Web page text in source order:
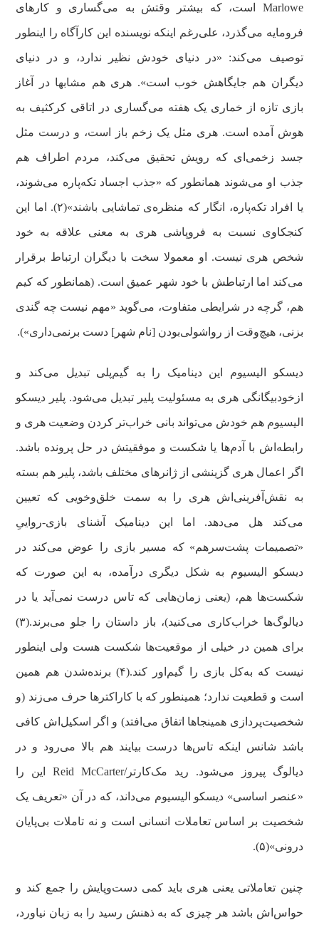
Marlowe است، که بیشتر وقتش به می‌گساری و کارهای
فرومایه می‌گذرد، علی‌رغم اینکه نویسنده این کارآگاه را اینطور
توصیف می‌کند: «در دنیای خودش نظیر ندارد، و در دنیای
دیگران هم جایگاهش خوب است». هری هم مشابها در آغاز
بازی تازه از خماری یک هفته می‌گساری در اتاقی کرکثیف به
هوش آمده است. هری مثل یک زخم باز است، و درست مثل
جسد زخمی‌ای که رویش تحقیق می‌کند، مردم اطراف هم
جذب او می‌شوند همانطور که «جذب اجساد تکه‌پاره می‌شوند،
یا افراد تکه‌پاره، انگار که منظره‌ی تماشایی باشند»(۲). اما این
کنجکاوی نسبت به فروپاشی هری به معنی علاقه به خود
شخص هری نیست. او معمولا سخت با دیگران ارتباط برقرار
می‌کند اما ارتباطش با خود شهر عمیق است. (همانطور که کیم
هم، گرچه در شرایطی متفاوت، می‌گوید «مهم نیست چه گندی
بزنی، هیچ‌وقت از رواشولی‌بودن [نام شهر] دست برنمی‌داری»).
دیسکو الیسیوم این دینامیک را به گیم‌پلی تبدیل می‌کند و
ازخودبیگانگی هری به مسئولیت پلیر تبدیل می‌شود. پلیر دیسکو
الیسیوم هم خودش می‌تواند بانی خراب‌تر کردن وضعیت هری و
رابطه‌اش با آدم‌ها یا شکست و موفقیتش در حل پرونده باشد.
اگر اعمال هری گزینشی از ژانرهای مختلف باشد، پلیر هم بسته
به نقش‌آفرینی‌اش هری را به سمت خلق‌وخویی که تعیین
می‌کند هل می‌دهد. اما این دینامیک آشنای بازی‌-رواییِ
«تصمیمات پشت‌سرهم» که مسیر بازی را عوض می‌کند در
دیسکو الیسیوم به شکل دیگری درآمده، به این صورت که
شکست‌ها هم، (یعنی زمان‌هایی که تاس‌ درست نمی‌آید یا در
دیالوگ‌ها خراب‌کاری می‌کنید)، باز داستان را جلو می‌برند.(۳)
برای همین در خیلی از موقعیت‌ها شکست هست ولی اینطور
نیست که به‌کل بازی را گیم‌اور کند.(۴) برنده‌شدن هم همین‌
است و قطعیت ندارد؛ همینطور که با کاراکترها حرف می‌زند (و
شخصیت‌پردازی همینجاها اتفاق می‌افتد) و اگر اسکیل‌اش کافی
باشد شانس اینکه تاس‌ها درست بیایند هم بالا می‌رود و در
دیالوگ پیروز می‌شود. رید مک‌کارتر/Reid McCarter این را
«عنصر اساسی» دیسکو الیسیوم می‌داند، که در آن «تعریف یک
شخصیت بر اساس تعاملات انسانی است و نه تاملات بی‌پایان
درونی»(۵).
چنین تعاملاتی یعنی هری باید کمی دست‌وپایش را جمع کند و
حواس‌اش باشد هر چیزی که به ذهنش رسید را به زبان نیاورد،